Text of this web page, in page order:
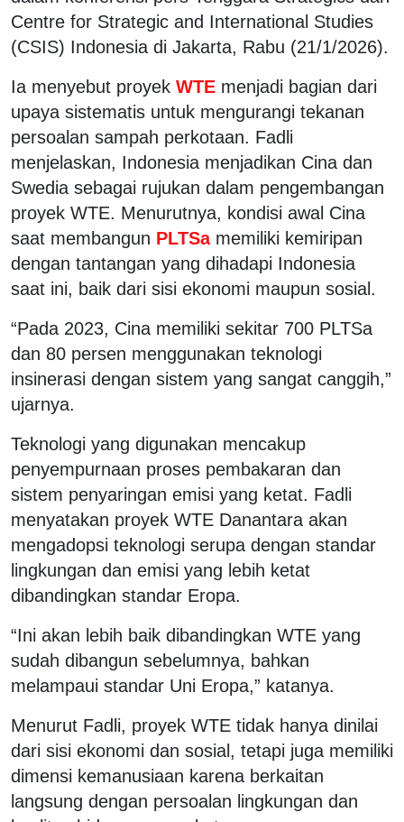
Centre for Strategic and International Studies
(CSIS) Indonesia di Jakarta, Rabu (21/1/2026).
Ia menyebut proyek WTE menjadi bagian dari
upaya sistematis untuk mengurangi tekanan
persoalan sampah perkotaan. Fadli
menjelaskan, Indonesia menjadikan Cina dan
Swedia sebagai rujukan dalam pengembangan
proyek WTE. Menurutnya, kondisi awal Cina
saat membangun PLTSa memiliki kemiripan
dengan tantangan yang dihadapi Indonesia
saat ini, baik dari sisi ekonomi maupun sosial.
“Pada 2023, Cina memiliki sekitar 700 PLTSa
dan 80 persen menggunakan teknologi
insinerasi dengan sistem yang sangat canggih,”
ujarnya.
Teknologi yang digunakan mencakup
penyempurnaan proses pembakaran dan
sistem penyaringan emisi yang ketat. Fadli
menyatakan proyek WTE Danantara akan
mengadopsi teknologi serupa dengan standar
lingkungan dan emisi yang lebih ketat
dibandingkan standar Eropa.
“Ini akan lebih baik dibandingkan WTE yang
sudah dibangun sebelumnya, bahkan
melampaui standar Uni Eropa,” katanya.
Menurut Fadli, proyek WTE tidak hanya dinilai
dari sisi ekonomi dan sosial, tetapi juga memiliki
dimensi kemanusiaan karena berkaitan
langsung dengan persoalan lingkungan dan